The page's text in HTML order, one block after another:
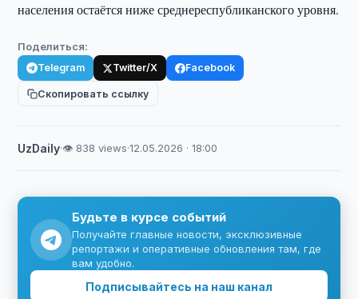
населения остаётся ниже среднереспубликанского уровня.
Поделиться:
Telegram Twitter/X Facebook
Скопировать ссылку
UzDaily·👁 838 views·12.05.2026 · 18:00
Будьте в курсе событий
Получайте главные новости, эксклюзивные
репортажи и оперативные обновления там, где
вам удобно.
Подписывайтесь на наш канал